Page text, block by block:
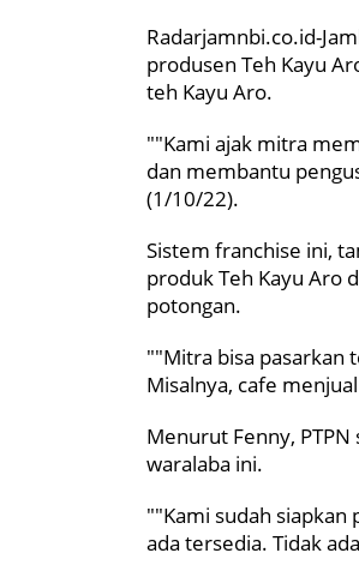
Radarjamnbi.co.id-
produsen Teh Kayu
teh Kayu Aro.
""Kami ajak mitra
dan membantu
(1/10/22).
Sistem franchise ini,
produk Teh Kayu Aro
potongan.
""Mitra bisa pasarkan
Misalnya, cafe
Menurut Fenny,
waralaba ini.
""Kami sudah siapkan
ada tersedia. Tidak